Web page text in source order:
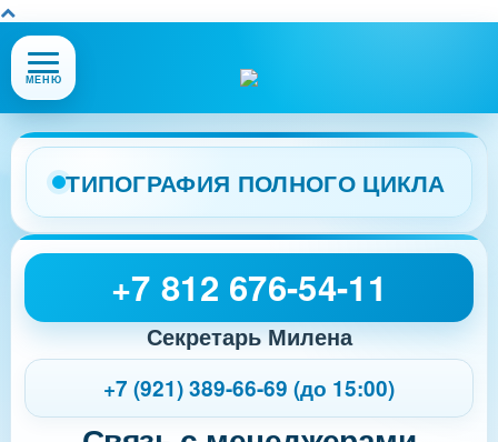
Открыть
или
меню
сайта
МЕНЮ
ТИПОГРАФИЯ ПОЛНОГО ЦИКЛА
+7 812 676-54-11
Секретарь Милена
+7 (921) 389-66-69 (до 15:00)